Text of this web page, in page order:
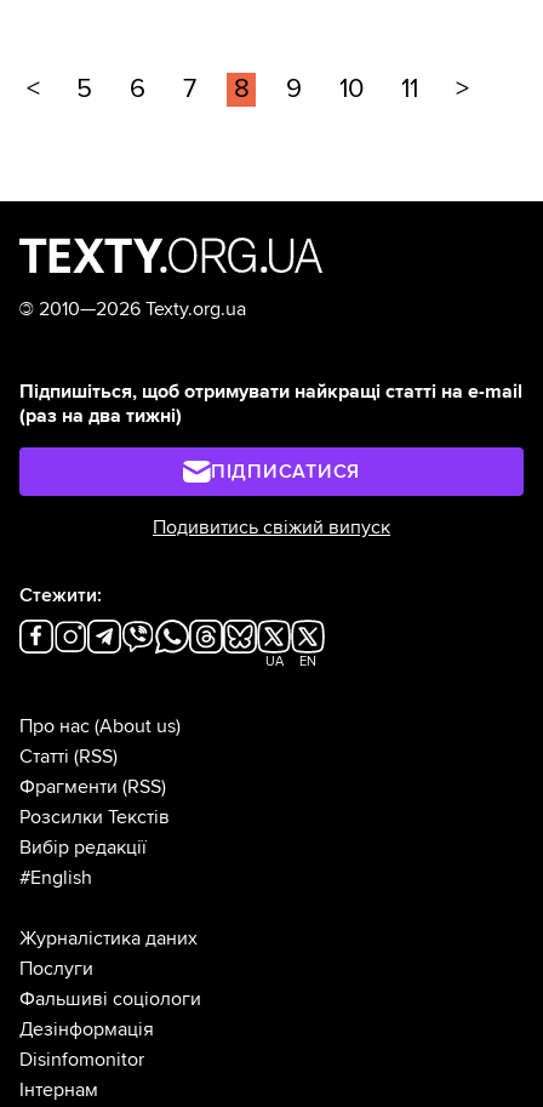
< 5 6 7 8 9 10 11 >
© 2010—2026 Texty.org.ua
Підпишіться, щоб отримувати найкращі статті на e-mail
(раз на два тижні)
ПІДПИСАТИСЯ
Подивитись свіжий випуск
Стежити:
UA EN
Про нас (About us)
Статті (RSS)
Фрагменти (RSS)
Розсилки Текстів
Вибір редакції
#English
Журналістика даних
Послуги
Фальшиві соціологи
Дезінформація
Disinfomonitor
Інтернам